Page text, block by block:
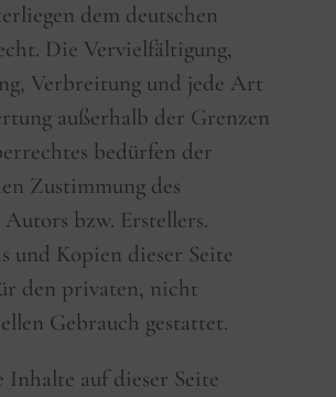
dem deutschen
Die Vervielfältigung,
Verbreitung und jede Art
außerhalb der Grenzen
bedürfen der
Zustimmung des
bzw. Erstellers.
und Kopien dieser Seite
den privaten, nicht
Gebrauch gestattet.
Inhalte auf dieser Seite